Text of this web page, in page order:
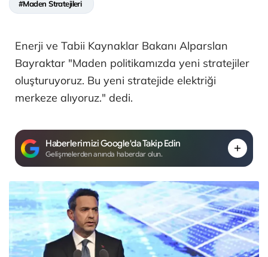
#Maden Stratejileri
Enerji ve Tabii Kaynaklar Bakanı Alparslan
Bayraktar "Maden politikamızda yeni stratejiler
oluşturuyoruz. Bu yeni stratejide elektriği
merkeze alıyoruz." dedi.
Haberlerimizi Google'da Takip Edin
Gelişmelerden anında haberdar olun.